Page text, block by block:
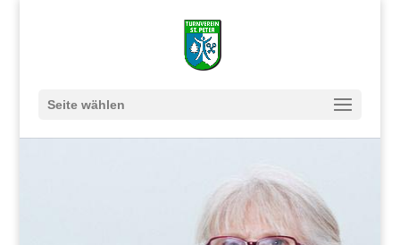
Seite wählen